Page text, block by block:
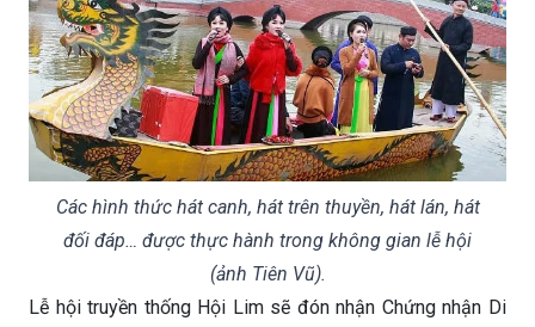
Các hình thức hát canh, hát trên thuyền, hát lán, hát
đối đáp… được thực hành trong không gian lễ hội
(ảnh Tiên Vũ).
Lễ hội truyền thống Hội Lim sẽ đón nhận Chứng nhận Di